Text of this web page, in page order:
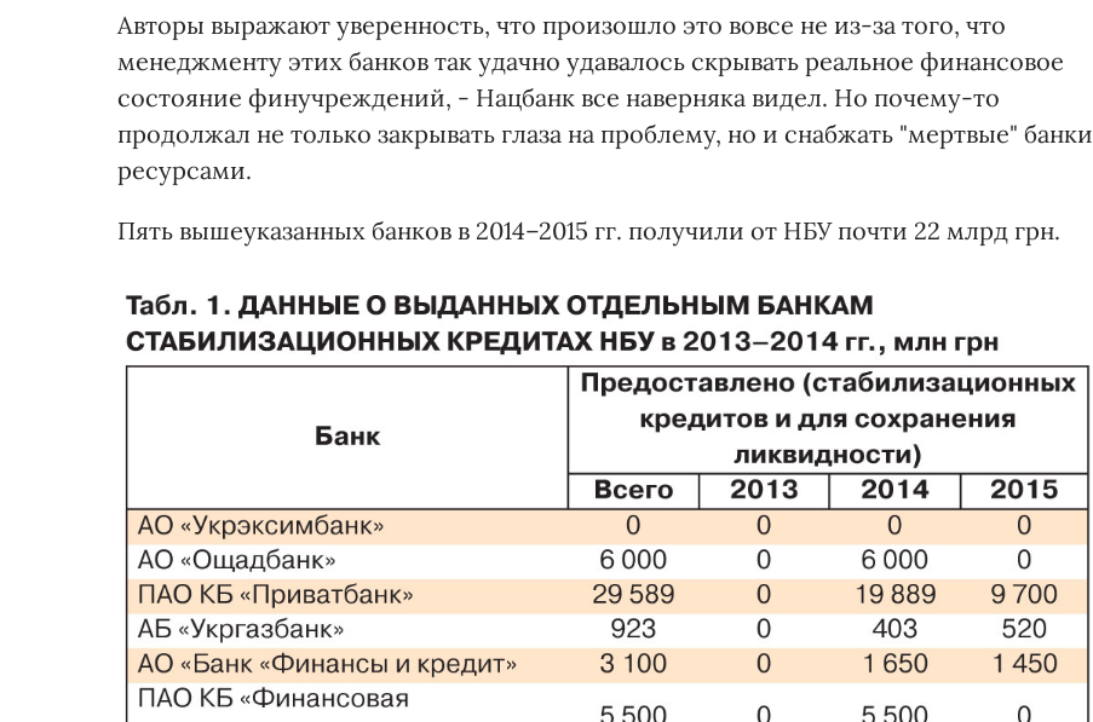
Авторы выражают уверенность, что произошло это вовсе не из-за того, что
менеджменту этих банков так удачно удавалось скрывать реальное финансовое
состояние финучреждений, - Нацбанк все наверняка видел. Но почему-то
продолжал не только закрывать глаза на проблему, но и снабжать "мертвые" банки
ресурсами.
Пять вышеуказанных банков в 2014–2015 гг. получили от НБУ почти 22 млрд грн.